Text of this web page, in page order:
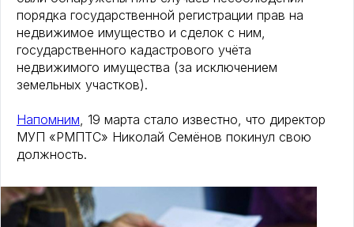
порядка государственной регистрации прав на
недвижимое имущество и сделок с ним,
государственного кадастрового учёта
недвижимого имущества (за исключением
земельных участков).
Напомним, 19 марта стало известно, что директор
МУП «РМПТС» Николай Семёнов покинул свою
должность.